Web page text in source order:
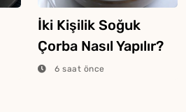
İki Kişilik Soğuk
Çorba Nasıl Yapılır?
6 saat önce